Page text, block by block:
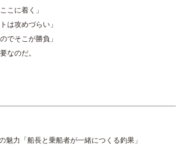
こに着く」
は攻めづらい」
でそこが勝負」
なのだ。
魅力「船長と乗船者が一緒につくる釣果」